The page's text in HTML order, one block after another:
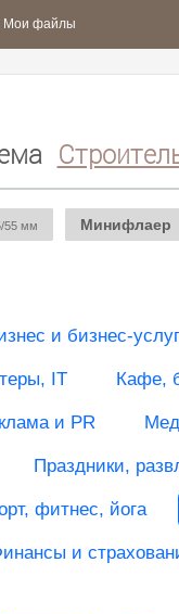
Мои файлы
55 мм Минифлаер
и бизнес-
IT Кафе,
и PR
Праздники,
фитнес, йога
и